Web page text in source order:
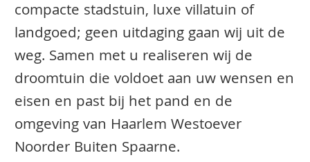
compacte stadstuin, luxe villatuin of
landgoed; geen uitdaging gaan wij uit de
weg. Samen met u realiseren wij de
droomtuin die voldoet aan uw wensen en
eisen en past bij het pand en de
omgeving van Haarlem Westoever
Noorder Buiten Spaarne.